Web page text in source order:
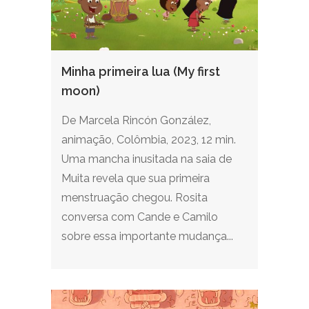
Minha primeira lua (My first
moon)
De Marcela Rincón González,
animação, Colômbia, 2023, 12 min.
Uma mancha inusitada na saia de
Muita revela que sua primeira
menstruação chegou. Rosita
conversa com Cande e Camilo
sobre essa importante mudança...